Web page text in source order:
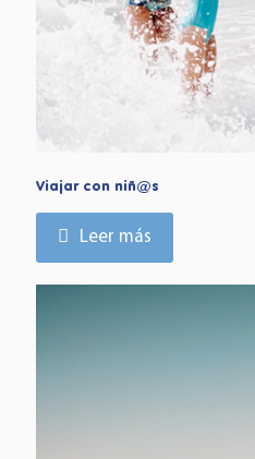
Viajar con niñ@s
Leer más